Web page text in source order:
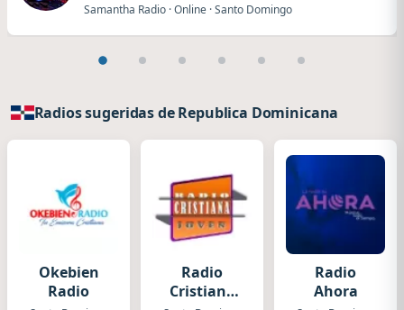
Samantha Radio · Online · Santo Domingo
Radios sugeridas de Republica Dominicana
Okebien
Radio
Radio
Cristiana
Radio
Ahora